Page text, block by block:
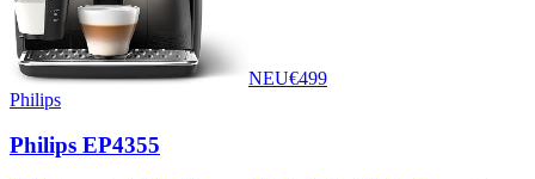
NEU€499
Philips
Philips EP4355